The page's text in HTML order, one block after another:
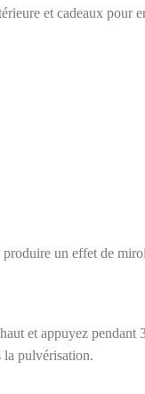
et cadeaux pour
un effet de
et appuyez pendant
la pulvérisation.